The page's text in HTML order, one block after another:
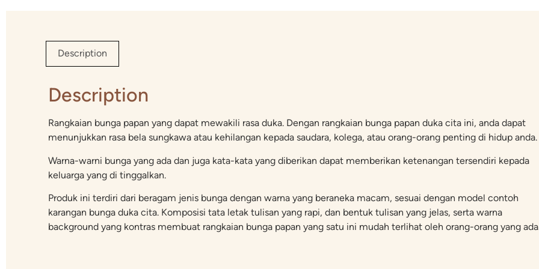
Description
Description
Rangkaian bunga papan yang dapat mewakili rasa duka. Dengan rangkaian bunga papan duka cita ini, anda dapat
menunjukkan rasa bela sungkawa atau kehilangan kepada saudara, kolega, atau orang-orang penting di hidup anda.
Warna-warni bunga yang ada dan juga kata-kata yang diberikan dapat memberikan ketenangan tersendiri kepada
keluarga yang di tinggalkan.
Produk ini terdiri dari beragam jenis bunga dengan warna yang beraneka macam, sesuai dengan model contoh
karangan bunga duka cita. Komposisi tata letak tulisan yang rapi, dan bentuk tulisan yang jelas, serta warna
background yang kontras membuat rangkaian bunga papan yang satu ini mudah terlihat oleh orang-orang yang